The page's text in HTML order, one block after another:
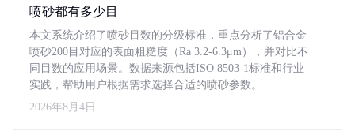
喷砂都有多少目
本文系统介绍了喷砂目数的分级标准，重点分析了铝合金
喷砂200目对应的表面粗糙度（Ra 3.2-6.3μm），并对比不
同目数的应用场景。数据来源包括ISO 8503-1标准和行业
实践，帮助用户根据需求选择合适的喷砂参数。
2026年8月4日